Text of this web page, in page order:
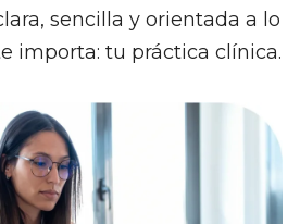
sencilla y orientada a lo
importa: tu práctica clínica.